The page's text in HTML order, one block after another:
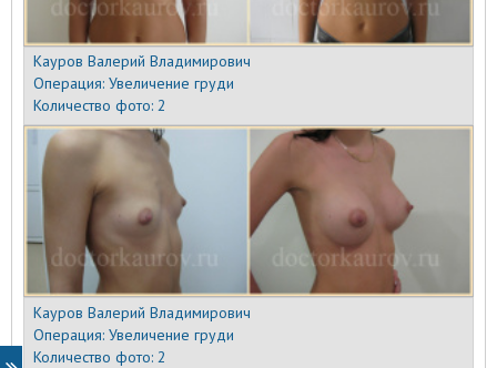
Кауров Валерий Владимирович
Операция:Увеличение груди
Количество фото:2
Кауров Валерий Владимирович
Операция:Увеличение груди
Количество фото:2